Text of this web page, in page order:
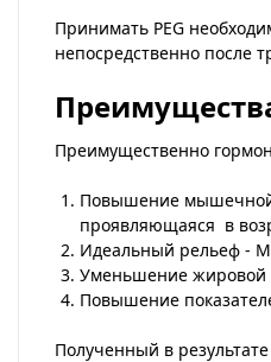
Принимать PEG
непосредственно после
Преимущественно
Повышение мышечной
проявляющаяся в
Идеальный рельеф -
Уменьшение жировой
Повышение
Полученный в